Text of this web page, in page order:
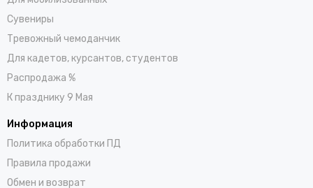
Сувениры
Тревожный чемоданчик
Для кадетов, курсантов, студентов
Распродажа %
К празднику 9 Мая
Информация
Политика обработки ПД
Правила продажи
Обмен и возврат